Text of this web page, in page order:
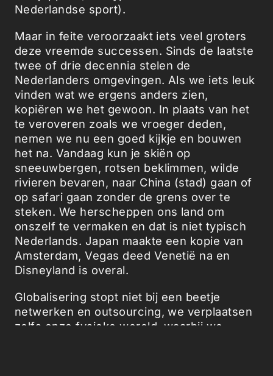
Nederlandse sport).
Maar in feite veroorzaakt iets veel groters
deze vreemde successen. Sinds de laatste
twee of drie decennia stelen de
Nederlanders omgevingen. Als we iets leuk
vinden wat we ergens anders zien,
kopiëren we het gewoon. In plaats van het
te veroveren zoals we vroeger deden,
nemen we nu een goed kijkje en bouwen
het na. Vandaag kun je skiën op
sneeuwbergen, rotsen beklimmen, wilde
rivieren bevaren, naar China (stad) gaan of
op safari gaan zonder de grens over te
steken. We herscheppen ons land om
onszelf te vermaken en dat is niet typisch
Nederlands. Japan maakte een kopie van
Amsterdam, Vegas deed Venetië na en
Disneyland is overal.
Globalisering stopt niet bij een beetje
netwerken en outsourcing, we verplaatsen
zelfs onze fysieke wereld, waarbij we